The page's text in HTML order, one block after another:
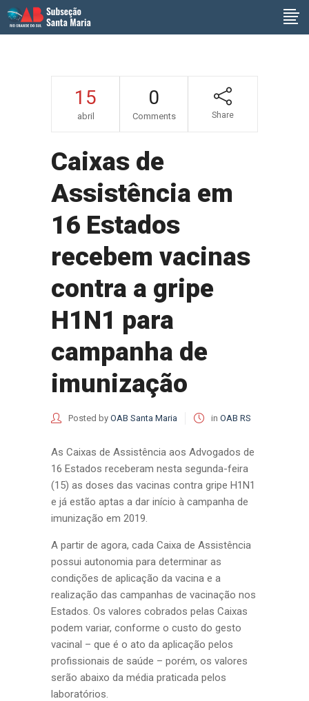
15
abril
0
Comments Share
Caixas de
Assistência em
16 Estados
recebem vacinas
contra a gripe
H1N1 para
campanha de
imunização
Posted by OAB Santa Maria in OAB RS
As Caixas de Assistência aos Advogados de
16 Estados receberam nesta segunda-feira
(15) as doses das vacinas contra gripe H1N1
e já estão aptas a dar início à campanha de
imunização em 2019.
A partir de agora, cada Caixa de Assistência
possui autonomia para determinar as
condições de aplicação da vacina e a
realização das campanhas de vacinação nos
Estados. Os valores cobrados pelas Caixas
podem variar, conforme o custo do gesto
vacinal – que é o ato da aplicação pelos
profissionais de saúde – porém, os valores
serão abaixo da média praticada pelos
laboratórios.